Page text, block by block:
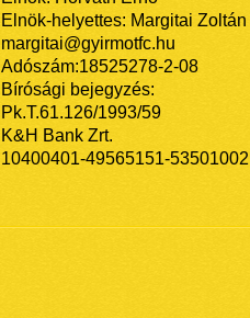
Elnök-helyettes: Margitai Zoltán |
margitai@gyirmotfc.hu
Adószám:18525278-2-08
Bírósági bejegyzés:
Pk.T.61.126/1993/59
K&H Bank Zrt.
10400401-49565151-53501002